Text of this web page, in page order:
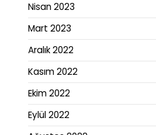
Nisan 2023
Mart 2023
Aralık 2022
Kasım 2022
Ekim 2022
Eylül 2022